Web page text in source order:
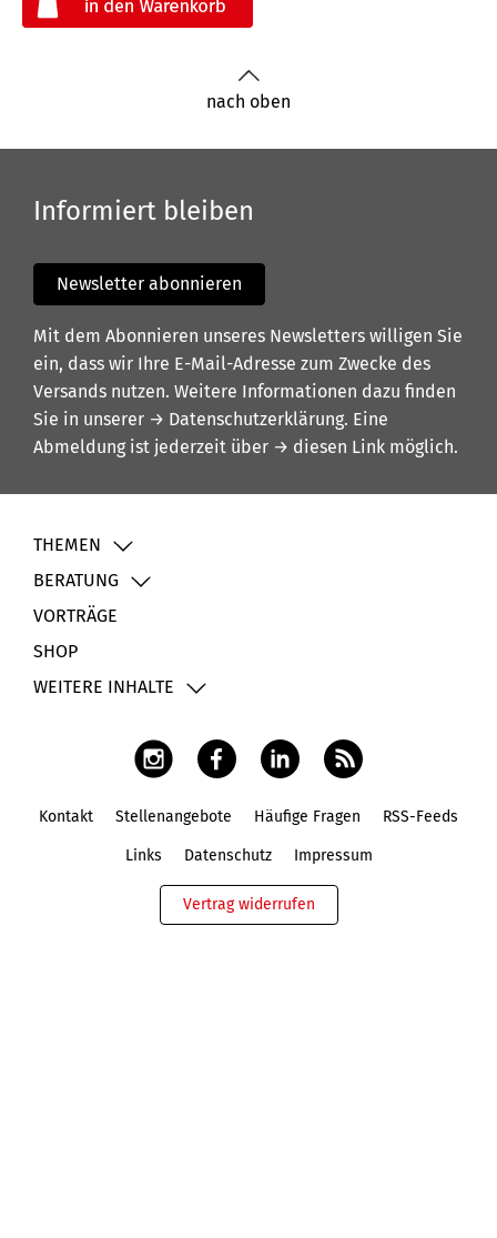
nach oben
Informiert bleiben
Newsletter abonnieren
Mit dem Abonnieren unseres Newsletters willigen Sie
ein, dass wir Ihre E-Mail-Adresse zum Zwecke des
Versands nutzen. Weitere Informationen dazu finden
Sie in unserer → Datenschutzerklärung. Eine
Abmeldung ist jederzeit über → diesen Link möglich.
THEMEN
BERATUNG
VORTRÄGE
SHOP
WEITERE INHALTE
Kontakt Stellenangebote Häufige Fragen RSS-Feeds
Links Datenschutz Impressum
Vertrag widerrufen